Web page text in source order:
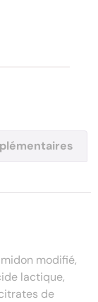
modifié,
lactique,
de